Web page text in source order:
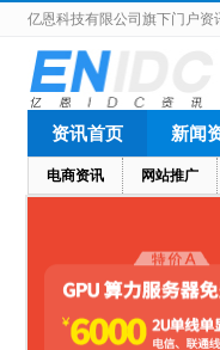
亿恩科技有限公司旗下门户资
资讯首页
电商资讯 网站推广
新闻